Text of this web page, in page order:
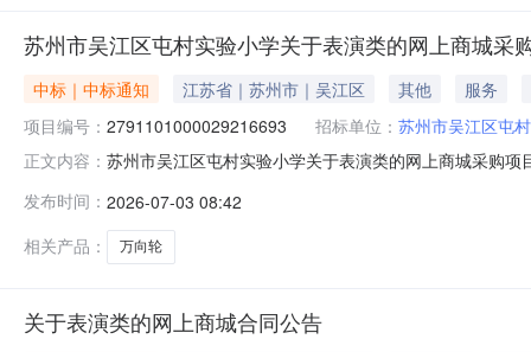
苏州市吴江区屯村实验小学关于表演类的网上商城采
中标｜中标通知 江苏省｜苏州市｜吴江区 其他
服务
项目编号： 2791101000029216693 招标单位： 苏州市吴江区屯
正文内容： 苏州市吴江区屯村实验小学关于表演类的网上商城采购
项目所在行政区划名称:江苏省苏州市吴江区报价起止时
发布时间： 2026-07-03 08:42
相关产品：
万向轮
关于表演类的网上商城合同公告